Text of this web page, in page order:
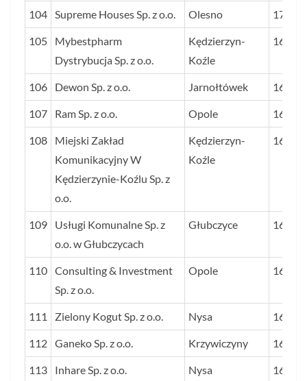
104 Supreme Houses Sp. z o.o. Olesno 170
105
Mybestpharm
Dystrybucja Sp. z o.o.
Kędzierzyn-
Koźle
169
106 Dewon Sp. z o.o. Jarnołtówek 167
107 Ram Sp. z o.o. Opole 167
108
Miejski Zakład
Komunikacyjny W
Kędzierzynie-Koźlu Sp. z
o.o.
Kędzierzyn-
Koźle
165
109
Usługi Komunalne Sp. z
o.o. w Głubczycach
Głubczyce 163
110 Consulting & Investment
Sp. z o.o.
Opole 163
111 Zielony Kogut Sp. z o.o. Nysa 163
112 Ganeko Sp. z o.o. Krzywiczyny 161
113 Inhare Sp. z o.o. Nysa 161